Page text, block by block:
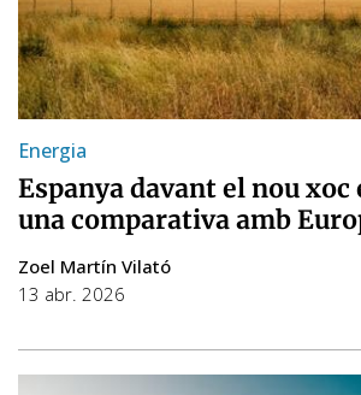
Energia
Espanya davant el nou
una comparativa amb
Zoel Martín Vilató
13 abr. 2026